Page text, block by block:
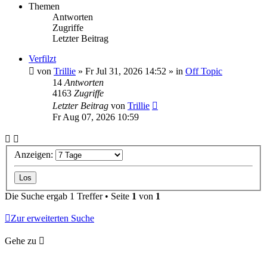
Themen
Antworten
Zugriffe
Letzter Beitrag
Verfilzt
von Trillie » Fr Jul 31, 2026 14:52 » in Off Topic
14 Antworten
4163 Zugriffe
Letzter Beitrag von Trillie
Fr Aug 07, 2026 10:59
Anzeigen:
Die Suche ergab 1 Treffer • Seite 1 von 1
Zur erweiterten Suche
Gehe zu